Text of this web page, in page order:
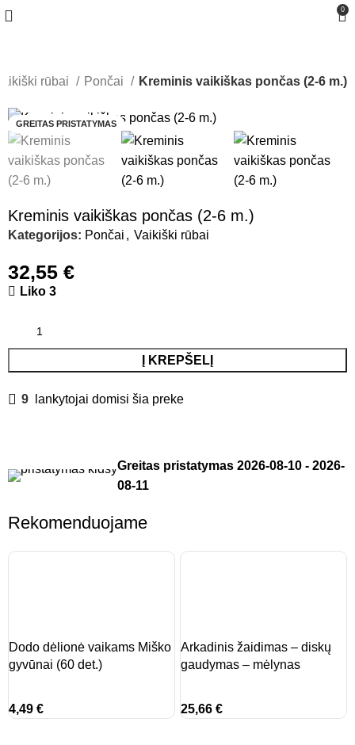
0
rūbai Pončai Kreminis vaikiškas pončas (2-6 m.)
GREITAS PRISTATYMAS
Kreminis vaikiškas pončas (2-6 m.)
Kategorijos: Pončai , Vaikiški rūbai
32,55€
Liko 3
Į KREPŠELĮ
9 lankytojai domisi šia preke
Greitas pristatymas2026-08-10 -2026-
08-11
Rekomenduojame
Dodo dėlionė vaikams Miško
gyvūnai (60 det.)
4,49€
Arkadinis žaidimas – diskų
gaudymas – mėlynas
25,66 €